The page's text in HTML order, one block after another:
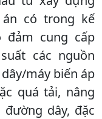
có trong kế
đảm cung cấp
các nguồn
máy biến áp
quá tải, nâng
dây, đặc